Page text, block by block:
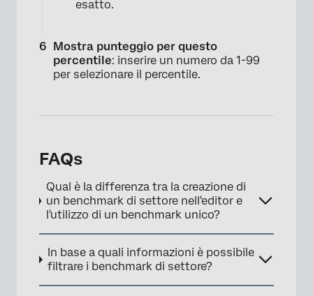
esatto.
Mostra punteggio per questo
percentile: inserire un numero da 1-99
per selezionare il percentile.
FAQs
Qual è la differenza tra la creazione di
un benchmark di settore nell'editor e
l'utilizzo di un benchmark unico?
In base a quali informazioni è possibile
filtrare i benchmark di settore?